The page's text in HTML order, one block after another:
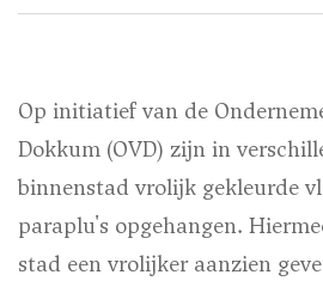
Op initiatief van de
Dokkum (OVD) zijn in
binnenstad vrolijk gekleurde
paraplu's opgehangen.
stad een vrolijker aanzien